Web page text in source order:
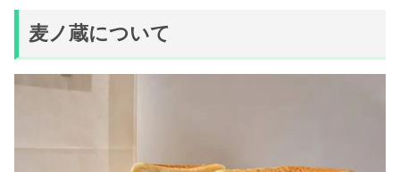
麦ノ蔵について